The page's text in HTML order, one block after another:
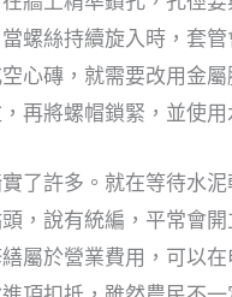
螺絲持續旋入時，套
心磚，就需要改用金
再將螺帽鎖緊，並使
了許多。就在等待水
，說有統編，平常會
屬於營業費用，可以